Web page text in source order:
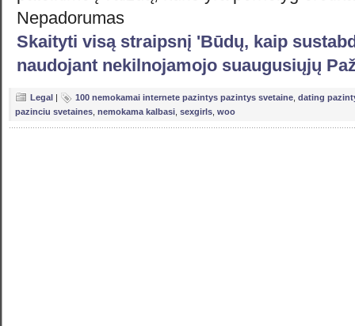
Nepadorumas
Skaityti visą straipsnį 'Būdų, kaip
naudojant nekilnojamojo suaugusiųjų
Legal | 100 nemokamai internete pazintys pazintys svetaine dating
pazinciu svetaines nemokama kalbasi sexgirls woo